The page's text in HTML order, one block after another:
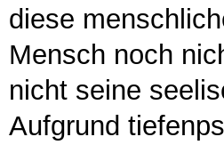
diese
Mensch noch
nicht seine
Aufgrund